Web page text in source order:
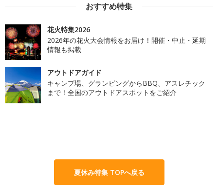
おすすめ特集
花火特集2026
2026年の花火大会情報をお届け！開催・中止・延期
情報も掲載
アウトドアガイド
キャンプ場、グランピングからBBQ、アスレチック
まで！全国のアウトドアスポットをご紹介
夏休み特集 TOPへ戻る